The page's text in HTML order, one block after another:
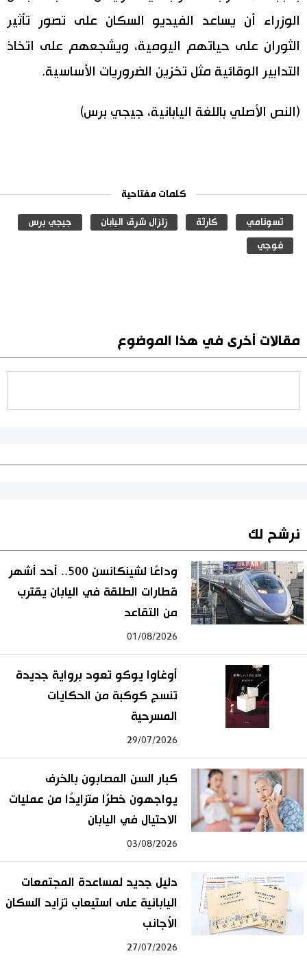
الوزراء أن يساعد الفيديو السكان على تصور تأثير
الثوران على حياتهم اليومية، ويشجعهم على اتخاذ
التدابير الوقائية مثل تخزين الضروريات الأساسية.
(النص الأصلي باللغة اليابانية، جيجي برس)
كلمات مفتاحية
تسونامي كارثة زلزال شرق اليابان جيجي برس
فوجي
مقالات أخرى في هذا الموضوع
نرشح لك
وداعًا لشينكانسن 500.. أحد أشهر
قطارات الطلقة في اليابان يقترب
من التقاعد
01/08/2026
أوغاوا يوكو تعود برواية جديدة
تنسج كوكبة من الحكايات
المسرحية
29/07/2026
كبار السن المصابون بالخرف
يواجهون خطرًا متزايدًا من عمليات
الاحتيال في اليابان
03/08/2026
دليل جديد لمساعدة المجتمعات
اليابانية على استيعاب تزايد السكان
الأجانب
27/07/2026